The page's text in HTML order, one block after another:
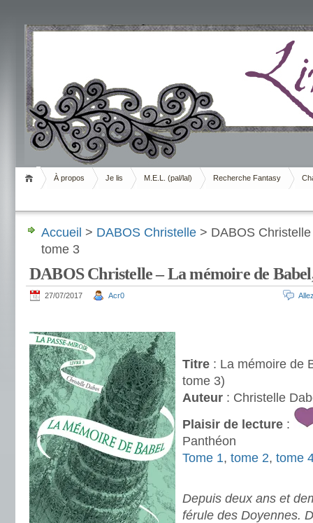
Livrement
À propos Je lis M.E.L. (pal/lal) Recherche Fantasy
Accueil > DABOS Christelle > DABOS
tome 3
DABOS Christelle – La mémoire de
27/07/2017 Acr0
Titre : La mémoire de
tome 3)
Auteur : Christelle
Plaisir de lecture :
Panthéon
Tome 1, tome 2, tome
Depuis deux ans et
férule des Doyennes.